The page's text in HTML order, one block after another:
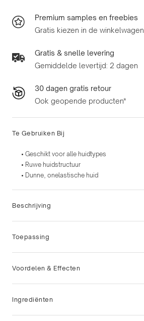
Premium samples en freebies
Gratis kiezen in de winkelwagen
Gratis & snelle levering
Gemiddelde levertijd: 2 dagen
30 dagen gratis retour
Ook geopende producten*
Te Gebruiken Bij
• Geschikt voor alle huidtypes
• Ruwe huidstructuur
• Dunne, onelastische huid
Beschrijving
Toepassing
Voordelen & Effecten
Ingrediënten